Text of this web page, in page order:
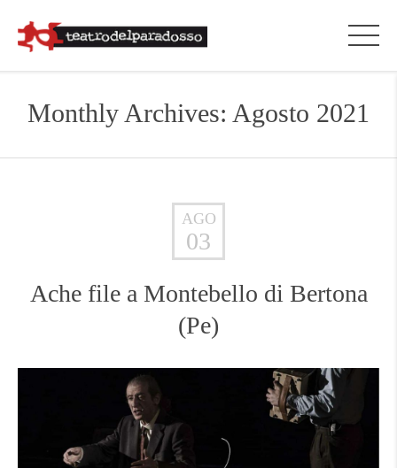
Monthly Archives: Agosto 2021
AGO
03
Ache file a Montebello di Bertona
(Pe)